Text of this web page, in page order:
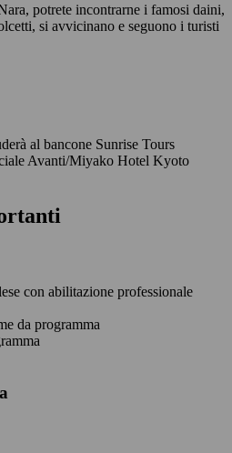
potrete incontrarne i famosi daini,
si avvicinano e seguono i turisti
al bancone Sunrise Tours
Avanti/Miyako Hotel Kyoto
con abilitazione professionale
da programma